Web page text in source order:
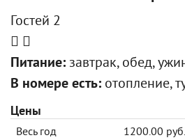
Гостей 2
Питание: завтрак, обед,
В номере есть: отопление,
Цены
Весь год
1200.00